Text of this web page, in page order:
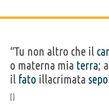
“Tu non altro che il
o materna mia terra;
il fato illacrimata